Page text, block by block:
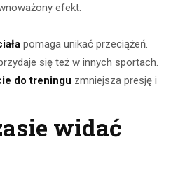
efekt.
pomaga unikać przeciążeń.
się też w innych sportach.
do treningu zmniejsza presję i
widać